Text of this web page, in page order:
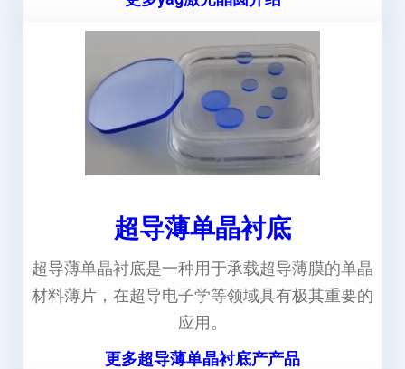
超导薄单晶衬底
超导薄单晶衬底是一种用于承载超导薄膜的单晶
材料薄片，在超导电子学等领域具有极其重要的
应用。
更多超导薄单晶衬底产产品